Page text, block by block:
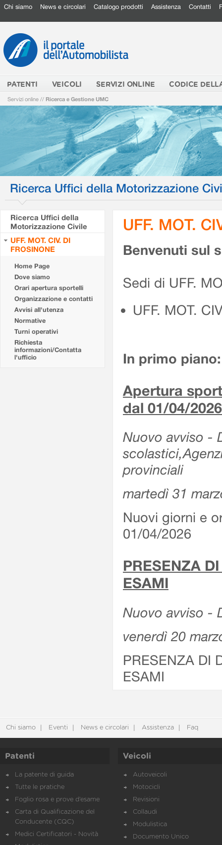
Chi siamo News e circolari Catalogo prodotti Assistenza Contatti
PATENTI VEICOLI SERVIZI ONLINE CODICE
Servizi online // Ricerca e Gestione UMC
Ricerca Uffici della Motorizzazione
Ricerca Uffici della
Motorizzazione Civile
UFF. MOT. CIV. DI
FROSINONE
Home Page
Dove siamo
Orari apertura sportelli
Organizzazione e contatti
Avvisi all'utenza
Normative
Turni operativi
Richiesta
informazioni/Contatta
l'ufficio
UFF. MOT.
Benvenuti sul
Sedi di UFF.
UFF. MOT.
In primo piano:
Apertura
dal 01/04/2026
Nuovo avviso -
provinciali
martedì 31
Nuovi giorni e
01/04/2026
PRESENZA
ESAMI
Nuovo avviso -
venerdì 20
PRESENZA DI
ESAMI
Chi siamo Eventi News e circolari Assistenza Faq
Patenti
La patente di guida
Tutte le pratiche
Foglio rosa e prove d’esame
Carta di Qualificazione del
Conducente (CQC)
Medici Certificatori - Novità
Veicoli
Autoveicoli
Motocicli
Revisioni
Collaudi
Modulistica
Documento Unico